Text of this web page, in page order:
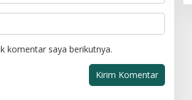
komentar saya berikutnya.